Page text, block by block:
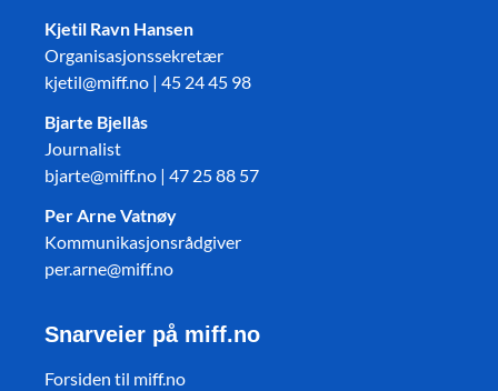
Kjetil Ravn Hansen
Organisasjonssekretær
kjetil@miff.no | 45 24 45 98
Bjarte Bjellås
Journalist
bjarte@miff.no | 47 25 88 57
Per Arne Vatnøy
Kommunikasjonsrådgiver
per.arne@miff.no
Snarveier på miff.no
Forsiden til miff.no